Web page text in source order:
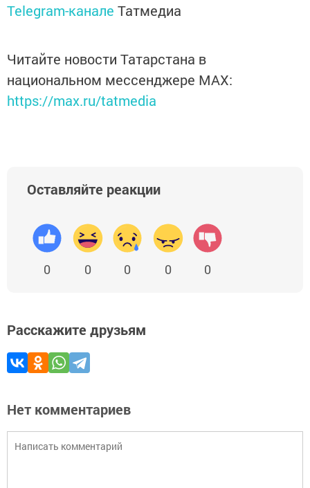
Telegram-канале Татмедиа
Читайте новости Татарстана в
национальном мессенджере MАХ:
https://max.ru/tatmedia
Оставляйте реакции
0 0 0 0 0
Расскажите друзьям
Нет комментариев